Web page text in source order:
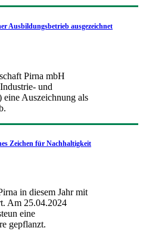
Ausbildungsbetrieb ausgezeichnet
Pirna mbH
und
Auszeichnung als
Zeichen für Nachhaltigkeit
in diesem Jahr mit
Am 25.04.2024
eine
gepflanzt.